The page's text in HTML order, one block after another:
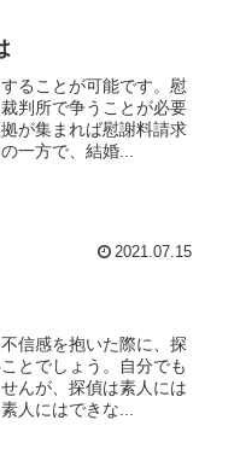
ることが可能です。慰
判所で争うことが必要
が集まれば慰謝料請求
一方で、結婚...
2021.07.15
信感を抱いた際に、探
とでしょう。自分でも
んが、探偵は素人には
人にはできな...